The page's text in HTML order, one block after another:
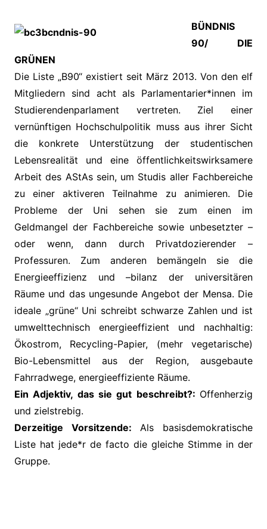
BÜNDNIS
90/ DIE
GRÜNEN
Die Liste „B90“ existiert seit März 2013. Von den elf
Mitgliedern sind acht als Parlamentarier*innen im
Studierendenparlament vertreten. Ziel einer
vernünftigen Hochschulpolitik muss aus ihrer Sicht
die konkrete Unterstützung der studentischen
Lebensrealität und eine öffentlichkeitswirksamere
Arbeit des AStAs sein, um Studis aller Fachbereiche
zu einer aktiveren Teilnahme zu animieren. Die
Probleme der Uni sehen sie zum einen im
Geldmangel der Fachbereiche sowie unbesetzter –
oder wenn, dann durch Privatdozierender –
Professuren. Zum anderen bemängeln sie die
Energieeffizienz und –bilanz der universitären
Räume und das ungesunde Angebot der Mensa. Die
ideale „grüne“ Uni schreibt schwarze Zahlen und ist
umwelttechnisch energieeffizient und nachhaltig:
Ökostrom, Recycling-Papier, (mehr vegetarische)
Bio-Lebensmittel aus der Region, ausgebaute
Fahrradwege, energieeffiziente Räume.
Ein Adjektiv, das sie gut beschreibt?: Offenherzig
und zielstrebig.
Derzeitige Vorsitzende:Als basisdemokratische
Liste hat jede*r de facto die gleiche Stimme in der
Gruppe.